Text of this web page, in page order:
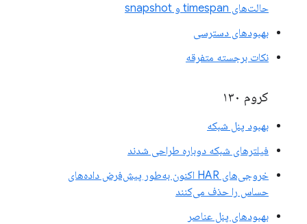
حالت‌های timespan و snapshot
بهبودهای دسترسی
نکات برجسته متفرقه
کروم ۱۳۰
بهبود پنل شبکه
فیلترهای شبکه دوباره طراحی شدند
خروجی‌های HAR اکنون به‌طور پیش‌فرض داده‌های
حساس را حذف می‌کنند
بهبودهای پنل عناصر